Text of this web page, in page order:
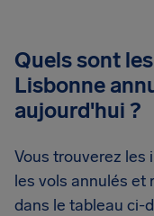
Quels sont
Lisbonne
aujourd'hui ?
Vous trouverez les
les vols annulés et
dans le tableau ci-